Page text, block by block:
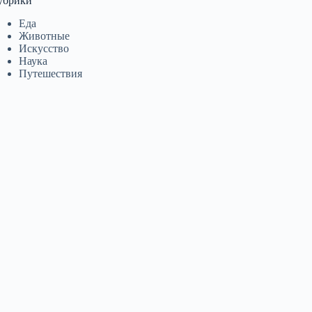
Еда
Животные
Искусство
Наука
Путешествия